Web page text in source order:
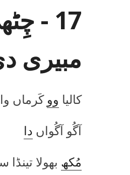
17 -
مبیری
کالیا وو کَرماں
آگُو آگُواں دا
مُکھ بھولا